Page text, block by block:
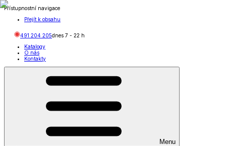
Přístupnostní navigace
Přejít k obsahu
491 204 205dnes 7 - 22 h
Katalogy
O nás
Kontakty
Menu